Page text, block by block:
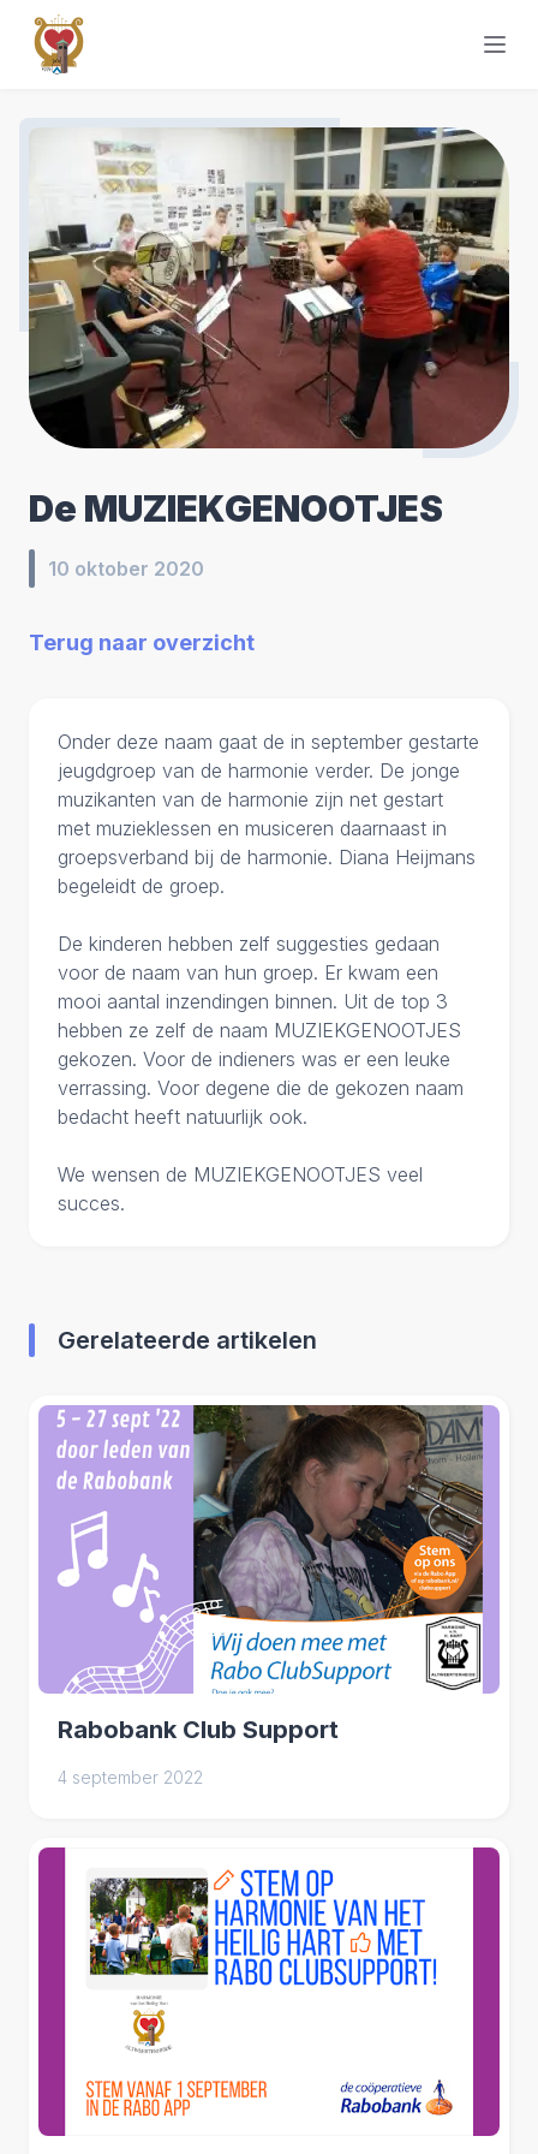
De MUZIEKGENOOTJES
10 oktober 2020
Terug naar overzicht
Onder deze naam gaat de in september gestarte
jeugdgroep van de harmonie verder. De jonge
muzikanten van de harmonie zijn net gestart
met muzieklessen en musiceren daarnaast in
groepsverband bij de harmonie. Diana Heijmans
begeleidt de groep.
De kinderen hebben zelf suggesties gedaan
voor de naam van hun groep. Er kwam een
mooi aantal inzendingen binnen. Uit de top 3
hebben ze zelf de naam MUZIEKGENOOTJES
gekozen. Voor de indieners was er een leuke
verrassing. Voor degene die de gekozen naam
bedacht heeft natuurlijk ook.
We wensen de MUZIEKGENOOTJES veel
succes.
Gerelateerde artikelen
Rabobank Club Support
4 september 2022